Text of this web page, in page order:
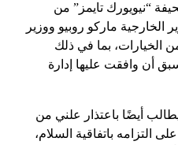
“نيويورك تايمز” من
الخارجية ماركو روبيو ووزير
الخيارات، بما في ذلك
أن وافقت عليها إدارة
أيضًا باعتذار علني من
التزامه باتفاقية السلام،